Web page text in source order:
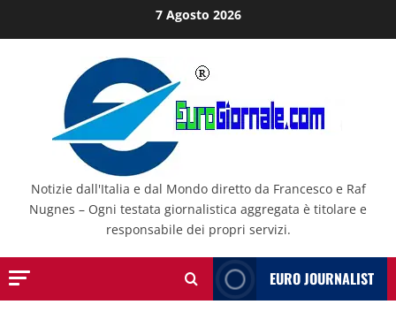
al
7 Agosto 2026
Notizie dall'Italia e dal Mondo diretto da Francesco e Raf
Nugnes – Ogni testata giornalistica aggregata è titolare e
responsabile dei propri servizi.
EURO JOURNALIST